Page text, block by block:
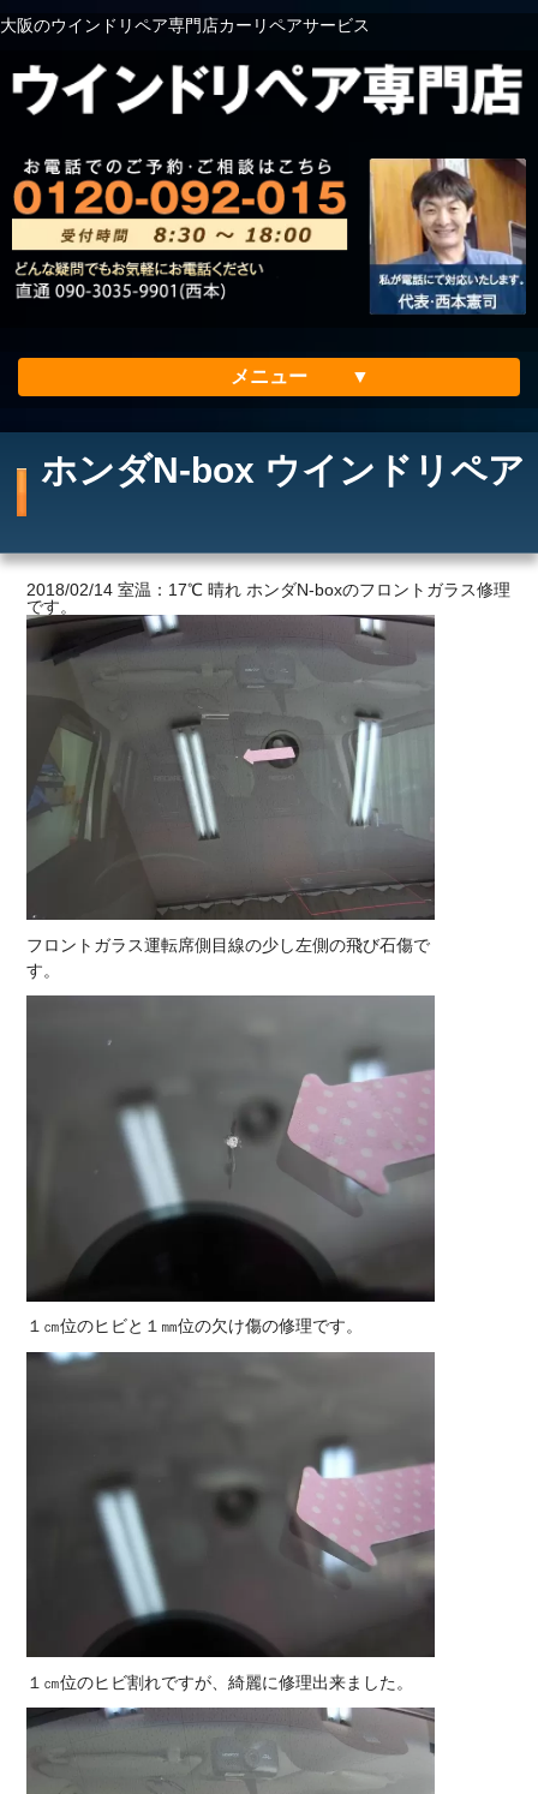
大阪のウインドリペア専門店カーリペアサービス
メニュー
会社案内
ご利用の流れ
価格
ホンダN-box ウインドリペア
2018/02/14 室温：17℃ 晴れ ホンダN-boxのフロントガラス修理
です。
フロントガラス運転席側目線の少し左側の飛び石傷で
す。
１㎝位のヒビと１㎜位の欠け傷の修理です。
１㎝位のヒビ割れですが、綺麗に修理出来ました。